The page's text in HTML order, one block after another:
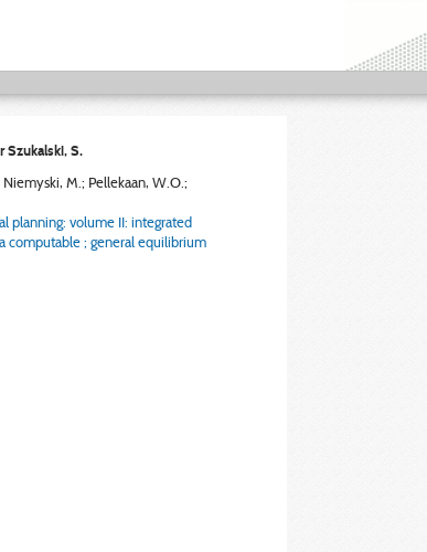
Szukalski, S.
M.; Pellekaan, W.O.;
planning: volume II: integrated
; general equilibrium